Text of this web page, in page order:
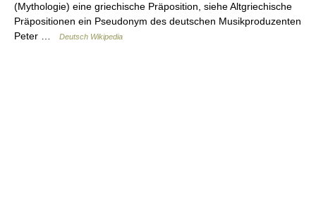
(Mythologie) eine griechische Präposition, siehe Altgriechische
Präpositionen ein Pseudonym des deutschen Musikproduzenten
Peter …
Deutsch Wikipedia